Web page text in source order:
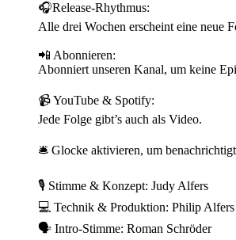
🎧Release-Rhythmus:
Alle drei Wochen erscheint eine neue
📲 Abonnieren:
Abonniert unseren Kanal, um keine
📹 YouTube & Spotify:
Jede Folge gibt’s auch als Video.
🛎️ Glocke aktivieren, um
🎙️ Stimme & Konzept: Judy Alfers
💻 Technik & Produktion: Philip Alfers
🗣️ Intro-Stimme: Roman Schröder